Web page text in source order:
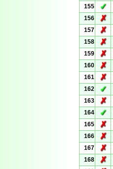
155
✓
156
✗
157
✗
158
✗
159
✗
160
✗
161
✗
162
✓
163
✗
164
✓
165
✗
166
✗
167
✗
168
✗